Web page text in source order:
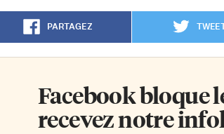
PARTAGEZ
Facebook bloque
recevez notre